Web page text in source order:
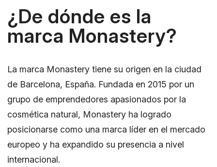
¿De dónde es la
marca Monastery?
La marca Monastery tiene su origen en la ciudad
de Barcelona, España. Fundada en 2015 por un
grupo de emprendedores apasionados por la
cosmética natural, Monastery ha logrado
posicionarse como una marca líder en el mercado
europeo y ha expandido su presencia a nivel
internacional.